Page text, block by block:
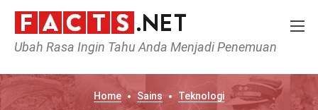
Ubah Rasa Ingin Tahu Anda Menjadi Penemuan
Home Sains Teknologi